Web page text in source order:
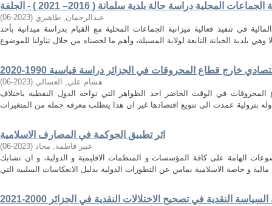
المحلية دراسة حالة بلدية سلمانة ( 2016– 2021 ) - الجلفة
عبدالرحمان, طاهيري (
2023-06
)
في تنفيذ فعالية ميزانية الجماعات المحلية مع القيام بدراسة ميدانية بأحد
خارج قطاع المحروقات في الجزائر دراسة قياسية 1990-2020
هشام علي, العسالي (
2023-06
)
المحروقات في الوقت الحاضر احد الظواهر التي تواجه الدول النفطية باختلاف
اثر تطبيق الحوكمة في المصارف الاسلامية
عبير فاطمة, محاد (
2023-06
)
الهامة على كافة المؤسسات و المنظمات الاقليمية و الدولية، و ان تشابك
النقدية في تصحيح الاختلالات النقدية في الجزائر 2000-2021